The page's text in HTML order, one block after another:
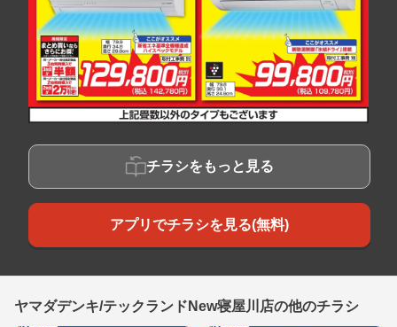
チラシをもっと見る
アプリでチラシを見る(無料)
ヤマダデンキ/テックランドNew寝屋川店の他のチラシ